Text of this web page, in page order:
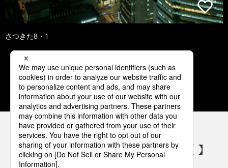
さつきた8・1
1 2 3 4 5
パナソニックの電気設備 SNSアカウント